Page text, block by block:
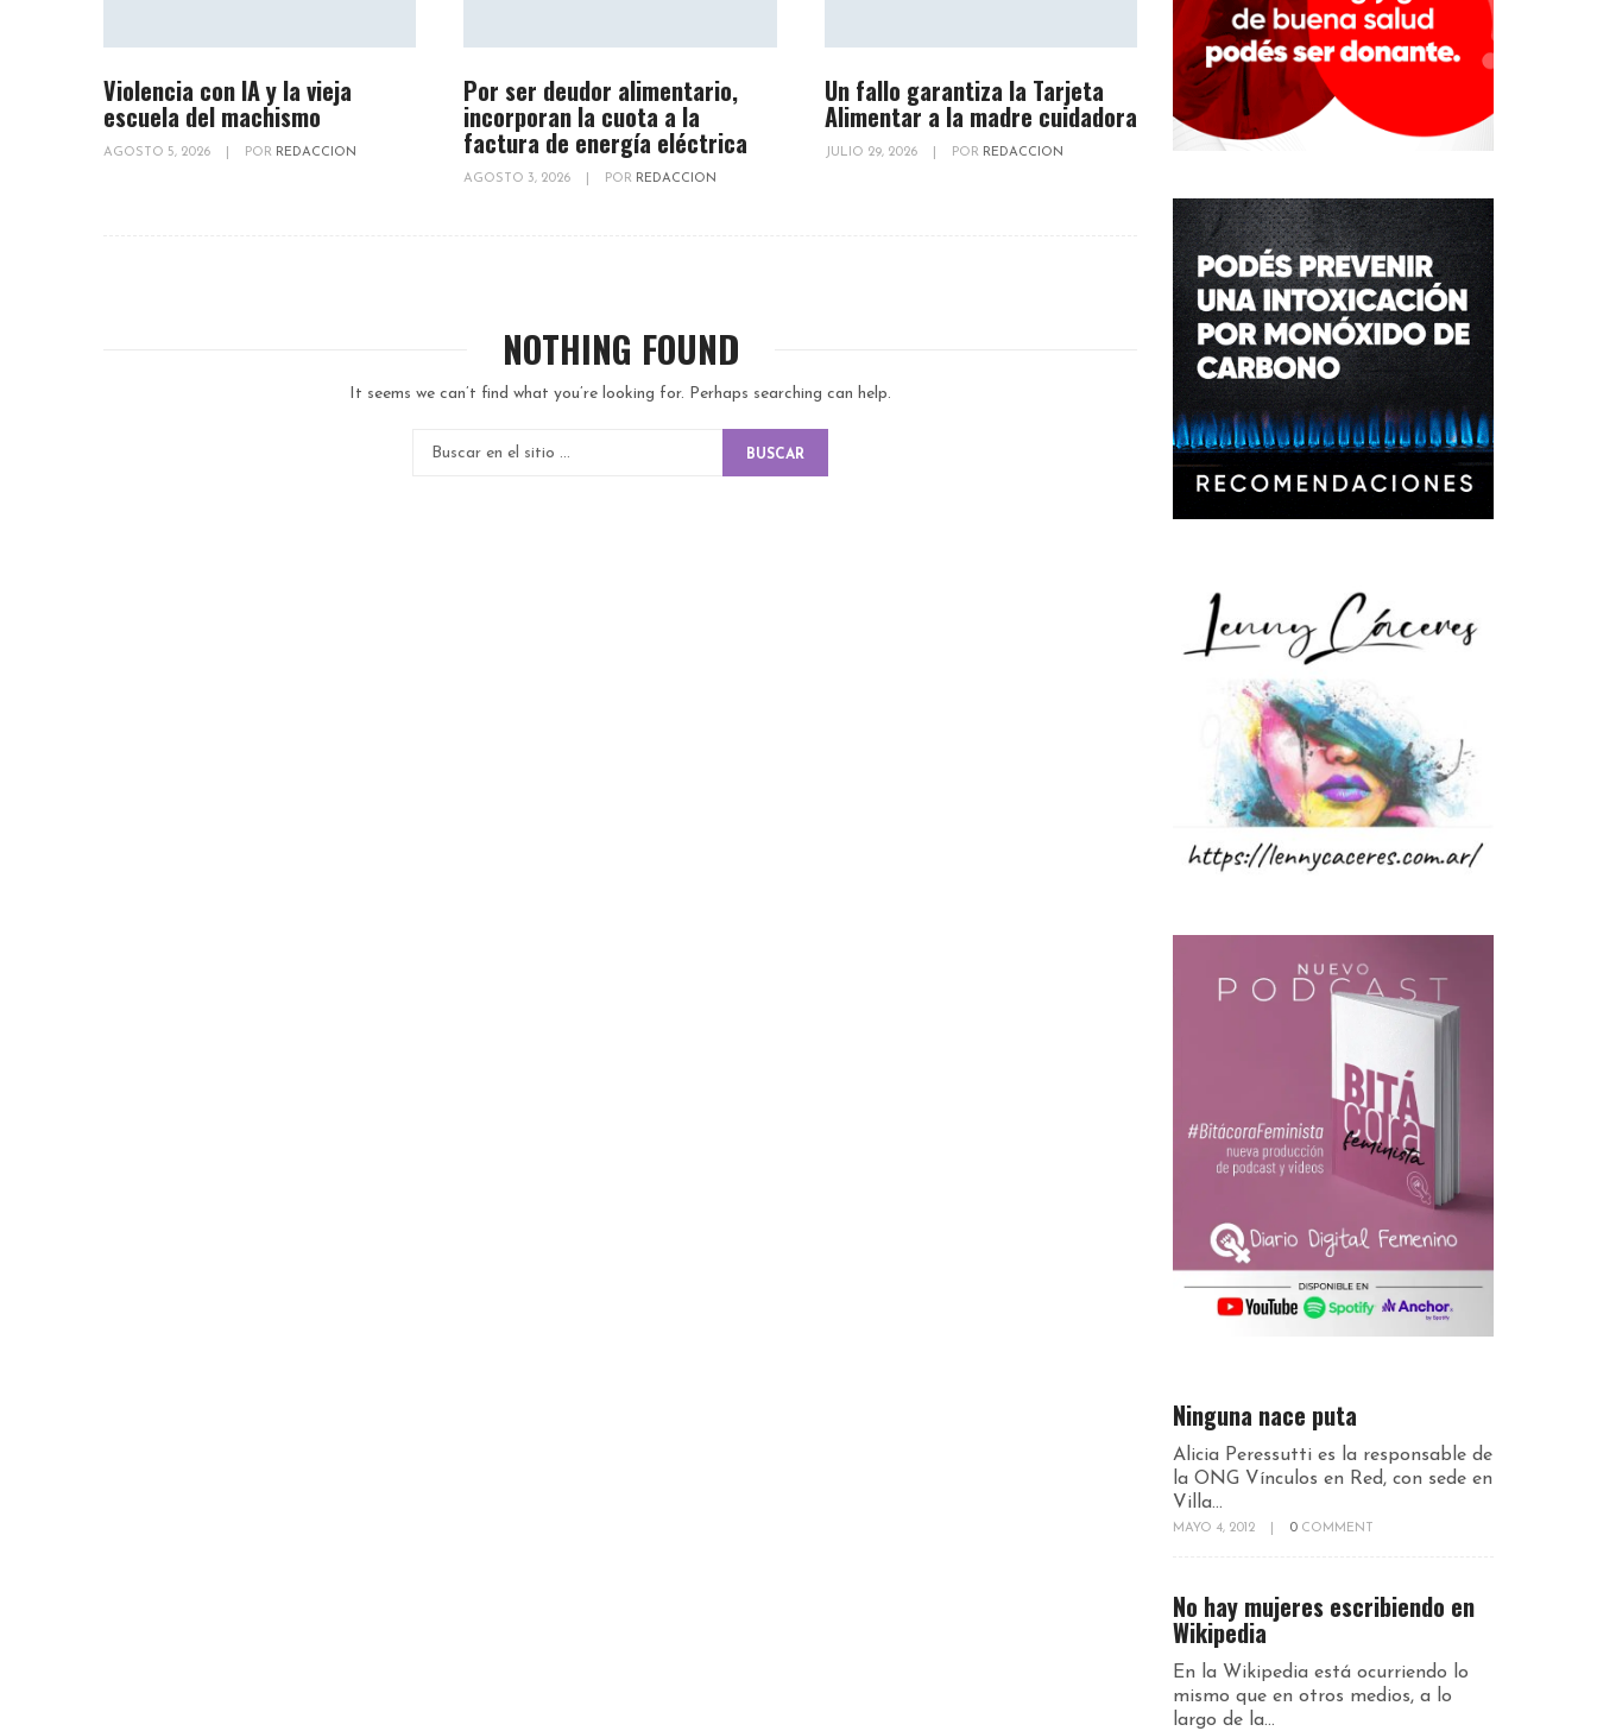
Violencia con IA y la vieja
escuela del machismo
AGOSTO 5, 2026 POR REDACCION
Por ser deudor alimentario,
incorporan la cuota a la
factura de energía eléctrica
AGOSTO 3, 2026 POR REDACCION
Un fallo garantiza la Tarjeta
Alimentar a la madre cuidadora
JULIO 29, 2026 POR REDACCION
NOTHING FOUND
It seems we can’t find what you’re looking for. Perhaps searching can help.
BUSCAR
Ninguna nace puta
Alicia Peressutti es la responsable de
la ONG Vínculos en Red, con sede en
Villa...
MAYO 4, 2012 0 COMMENT
No hay mujeres escribiendo en
Wikipedia
En la Wikipedia está ocurriendo lo
mismo que en otros medios, a lo
largo de la...